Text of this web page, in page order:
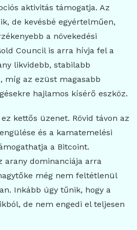
aktivitás támogatja. Az
de kevésbé egyértelműen,
a növekedési
Council is arra hívja fel a
likvidebb, stabilabb
míg az ezüst magasabb
hajlamos kísérő eszköz.
kettős üzenet. Rövid távon az
és a kamatemelési
a Bitcoint.
arany dominanciája arra
még nem feltétlenül
Inkább úgy tűnik, hogy a
de nem engedi el teljesen